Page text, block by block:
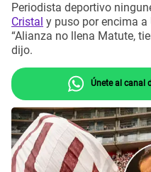
Periodista deportivo
Cristal y puso por encima a
“Alianza no llena Matute,
dijo.
Únete al canal